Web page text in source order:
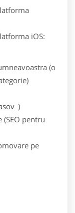
iOS:
(o
)
pentru
pe